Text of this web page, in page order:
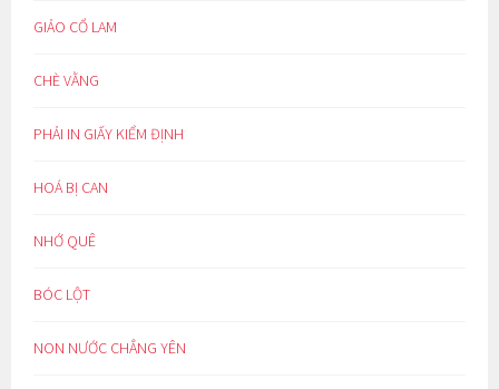
GIẢO CỔ LAM
CHÈ VẰNG
PHẢI IN GIẤY KIỂM ĐỊNH
HOÁ BỊ CAN
NHỚ QUÊ
BÓC LỘT
NON NƯỚC CHẲNG YÊN